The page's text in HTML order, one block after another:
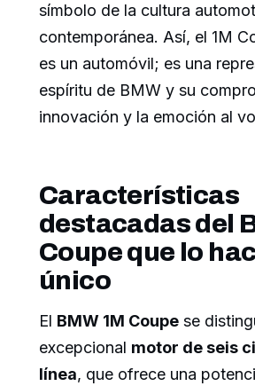
símbolo de la cultura
contemporánea. Así, el 1M
es un automóvil; es una
espíritu de BMW y su
innovación y la emoción al
Características
destacadas del
Coupe que lo
único
El BMW 1M Coupe se
excepcional motor de seis
línea, que ofrece una